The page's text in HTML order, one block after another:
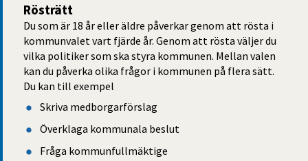
Rösträtt
Du som är 18 år eller äldre påverkar genom att rösta i
kommunvalet vart fjärde år. Genom att rösta väljer du
vilka politiker som ska styra kommunen. Mellan valen
kan du påverka olika frågor i kommunen på flera sätt.
Du kan till exempel
Skriva medborgarförslag
Överklaga kommunala beslut
Fråga kommunfullmäktige